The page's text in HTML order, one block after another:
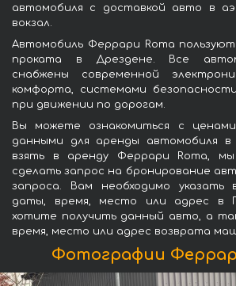
автомобиля с доставкой авто в
вокзал.
Автомобиль Феррари Roma
проката в Дрездене. Все
снабжены современной
комфорта, системами
при движении по дорогам.
Вы можете ознакомиться с
данными для аренды автомобиля
взять в аренду Феррари Roma,
сделать запрос на бронирование
запроса. Вам необходимо
даты, время, место или адрес в
хотите получить данный авто, а
время, место или адрес возврата
Фотографии